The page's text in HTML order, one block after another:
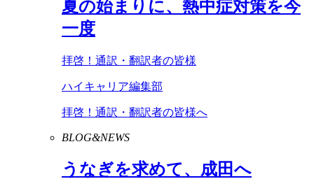
夏の始まりに、熱中症対策を今
一度
拝啓！通訳・翻訳者の皆様
ハイキャリア編集部
拝啓！通訳・翻訳者の皆様へ
BLOG&NEWS
うなぎを求めて、成田へ